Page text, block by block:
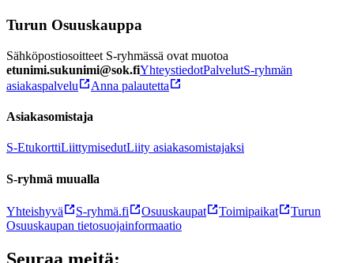
Turun Osuuskauppa
Sähköpostiosoitteet S-ryhmässä ovat muotoa
etunimi.sukunimi@sok.fiYhteystiedotPalvelutS-ryhmän
asiakaspalvelu
Anna palautetta
Asiakasomistaja
S-EtukorttiLiittymisedutLiity asiakasomistajaksi
S-ryhmä muualla
Yhteishyvä S-ryhmä.fi Osuuskaupat Toimipaikat
Turun
Osuuskaupan tietosuojainformaatio
Seuraa meitä: